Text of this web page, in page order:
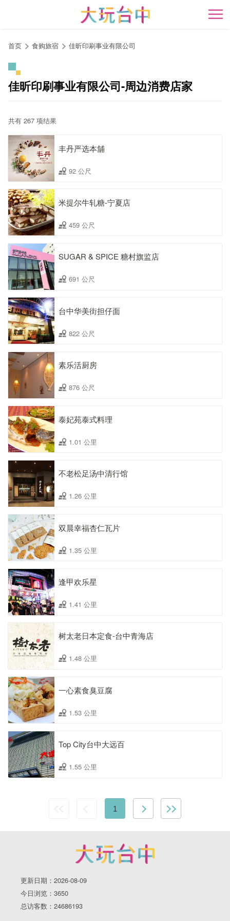
开
首页 食购旅宿 佳昕印刷事业有限公司
佳昕印刷事业有限公司-周边消费店家
共有 267 项结果
丰丹严选本舖
92 公尺
米提尔牛轧糖-宁夏店
459 公尺
SUGAR & SPICE 糖村旗监店
691 公尺
台中华美街担仔面
822 公尺
素乐活厨房
876 公尺
泰妃苑泰式料理
1.01 公里
不老松足汤中清行馆
1.26 公里
双晨幸福杏仁瓦片
1.35 公里
逢甲欢乐星
1.41 公里
树太老日本定食-台中青海店
1.48 公里
一心素食臭豆腐
1.53 公里
Top City台中大远百
1.55 公里
1
更新日期：2026-08-09
今日浏览：3650
总访客数：24686193